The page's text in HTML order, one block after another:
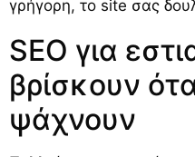
γρήγορη, το site σας
SEO για
βρίσκουν
ψάχνουν